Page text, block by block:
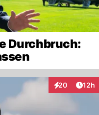
Durchbruch:
20
Interaktionen
12h